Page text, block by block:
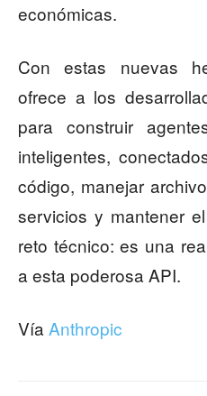
económicas.
Con estas nuevas
ofrece a los
para construir
inteligentes,
código, manejar
servicios y mantener
reto técnico: es una
a esta poderosa API.
Vía Anthropic